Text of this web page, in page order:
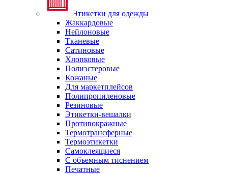
Этикетки для одежды
Жаккардовые
Нейлоновые
Тканевые
Сатиновые
Хлопковые
Полиэстеровые
Кожаные
Для маркетплейсов
Полипропиленовые
Резиновые
Этикетки-вешалки
Противокражные
Термотрансферные
Термоэтикетки
Самоклеящиеся
С объемным тиснением
Печатные